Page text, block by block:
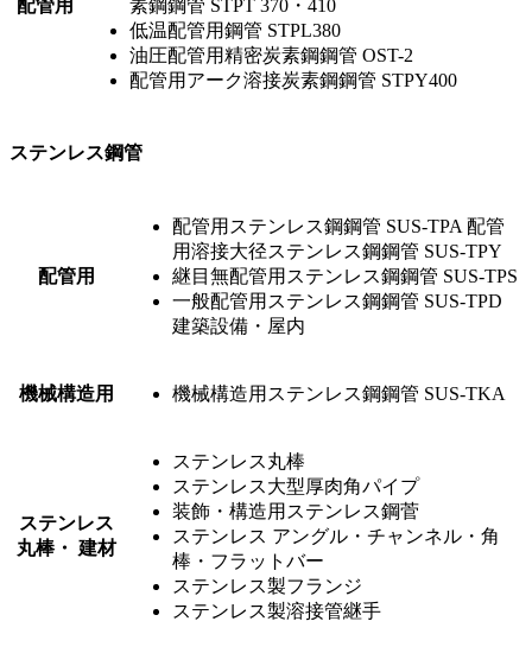
配管用
素鋼鋼管 STPT 370・410
低温配管用鋼管 STPL380
油圧配管用精密炭素鋼鋼管 OST-2
配管用アーク溶接炭素鋼鋼管 STPY400
ステンレス鋼管
配管用
配管用ステンレス鋼鋼管 SUS-TPA 配管
用溶接大径ステンレス鋼鋼管 SUS-TPY
継目無配管用ステンレス鋼鋼管 SUS-TPS
一般配管用ステンレス鋼鋼管 SUS-TPD
建築設備・屋内
機械構造用 機械構造用ステンレス鋼鋼管 SUS-TKA
ステンレス
丸棒・ 建材
ステンレス丸棒
ステンレス大型厚肉角パイプ
装飾・構造用ステンレス鋼菅
ステンレス アングル・チャンネル・角
棒・フラットバー
ステンレス製フランジ
ステンレス製溶接管継手